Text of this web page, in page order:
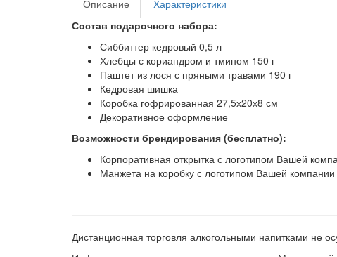
Описание
Характеристики
Состав подарочного набора:
Сиббиттер кедровый 0,5 л
Хлебцы с кориандром и тмином 150 г
Паштет из лося с пряными травами 190 г
Кедровая шишка
Коробка гофрированная 27,5х20х8 см
Декоративное оформление
Возможности брендирования (бесплатно):
Корпоративная открытка с логотипом Вашей
Манжета на коробку с логотипом Вашей компании
Дистанционная торговля алкогольными напитками не